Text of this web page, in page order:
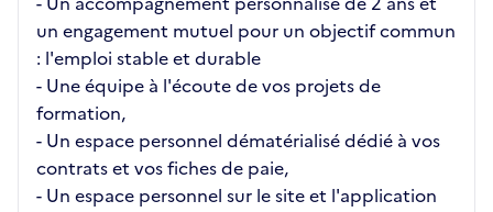
un engagement mutuel pour un objectif commun
: l'emploi stable et durable
- Une équipe à l'écoute de vos projets de
formation,
- Un espace personnel dématérialisé dédié à vos
contrats et vos fiches de paie,
- Un espace personnel sur le site et l'application